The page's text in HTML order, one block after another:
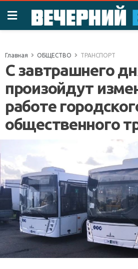
Главная ОБЩЕСТВО ТРАНСПОРТ
С завтрашнего
произойдут
работе
общественного